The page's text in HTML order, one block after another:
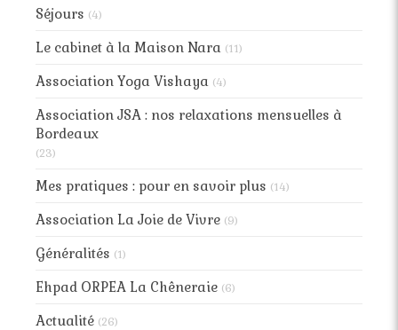
Séjours (4)
Le cabinet à la Maison Nara (11)
Association Yoga Vishaya (4)
Association JSA : nos relaxations mensuelles à
Bordeaux
(23)
Mes pratiques : pour en savoir plus (14)
Association La Joie de Vivre (9)
Généralités (1)
Ehpad ORPEA La Chêneraie (6)
Actualité (26)